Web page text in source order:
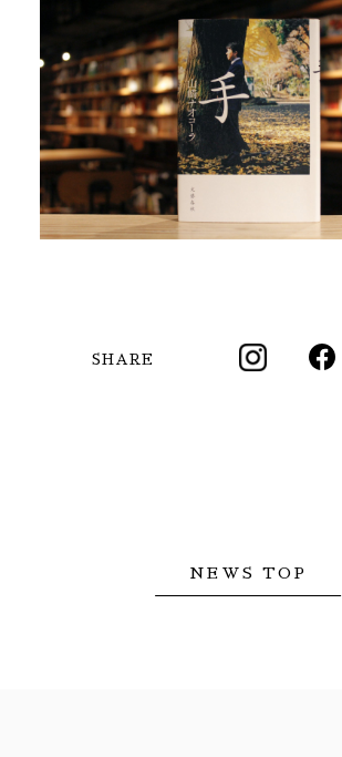
SHARE
NEWS TOP